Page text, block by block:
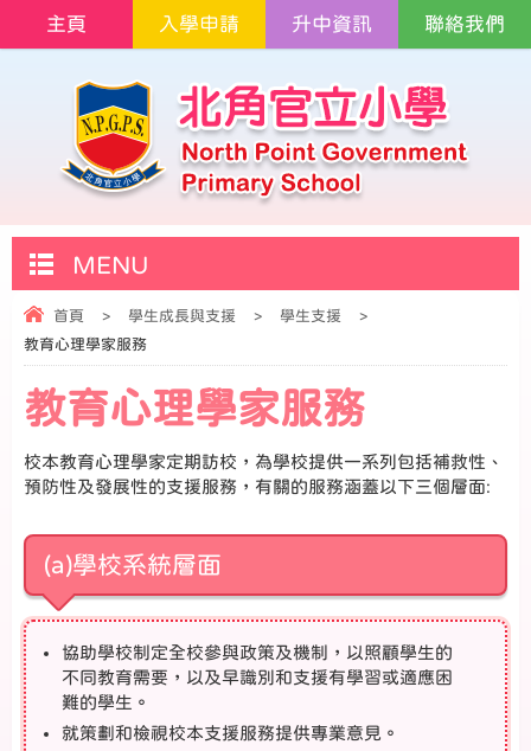
主頁 入學申請 升中資訊 聯絡我們
MENU
首頁 > 學生成長與支援 > 學生支援
>
教育心理學家服務
教育心理學家服務
校本教育心理學家定期訪校，為學校提供一系列包括補救性、
預防性及發展性的支援服務，有關的服務涵蓋以下三個層面:
(a)學校系統層面
協助學校制定全校參與政策及機制，以照顧學生的
不同教育需要，以及早識別和支援有學習或適應困
難的學生。
就策劃和檢視校本支援服務提供專業意見。